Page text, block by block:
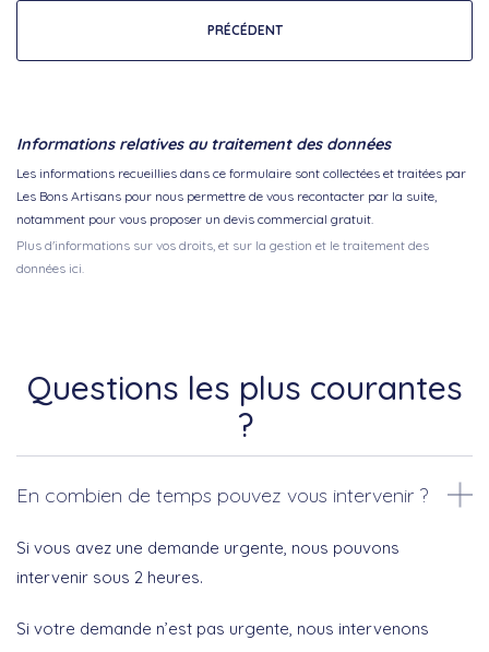
PRÉCÉDENT
Informations relatives au traitement des données
Les informations recueillies dans ce formulaire sont collectées et traitées par
Les Bons Artisans pour nous permettre de vous recontacter par la suite,
notamment pour vous proposer un devis commercial gratuit.
Plus d'informations sur vos droits, et sur la gestion et le traitement des
données ici.
Questions les plus courantes
?
En combien de temps pouvez vous intervenir ?
Si vous avez une demande urgente, nous pouvons
intervenir sous 2 heures.
Si votre demande n’est pas urgente, nous intervenons